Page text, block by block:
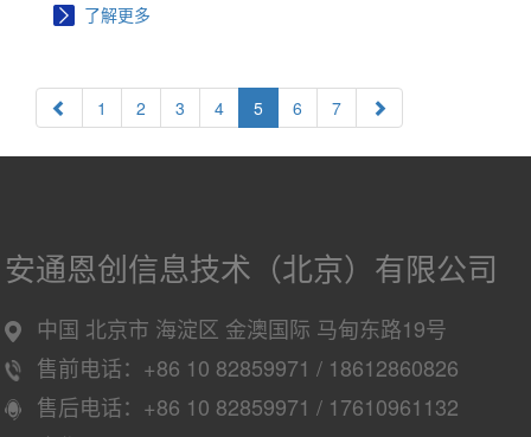
了解更多
1 2 3 4 5 6 7
安通恩创信息技术（北京）有限公司
中国 北京市 海淀区 金澳国际 马甸东路19号
售前电话：+86 10 82859971 / 18612860826
售后电话：+86 10 82859971 / 17610961132